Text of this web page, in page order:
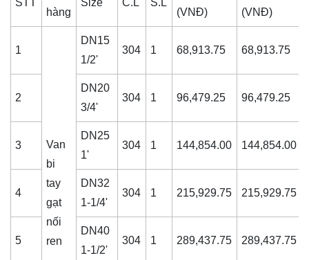
STT
hàng
Size C.L S.L
(VNĐ)
(VNĐ)
1
Van
bi
tay
gạt
nối
ren
DN15
1/2'
304 1 68,913.75 68,913.75
2
DN20
3/4'
304 1 96,479.25 96,479.25
3
DN25
1'
304 1 144,854.00 144,854.00
4
DN32
1-1/4'
304 1 215,929.75 215,929.75
5
DN40
1-1/2'
304 1 289,437.75 289,437.75